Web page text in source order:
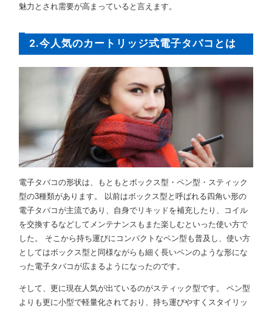
魅力とされ需要が高まっていると言えます。
2.今人気のカートリッジ式電子タバコとは
電子タバコの形状は、もともとボックス型・ペン型・スティック
型の3種類があります。 以前はボックス型と呼ばれる四角い形の
電子タバコが主流であり、自身でリキッドを補充したり、コイル
を交換するなどしてメンテナンスもまた楽しむといった使い方で
した。 そこから持ち運びにコンパクトなペン型も普及し、使い方
としてはボックス型と同様ながらも細く長いペンのような形にな
った電子タバコが広まるようになったのです。
そして、更に現在人気が出ているのがスティック型です。 ペン型
よりも更に小型で軽量化されており、持ち運びやすくスタイリッ